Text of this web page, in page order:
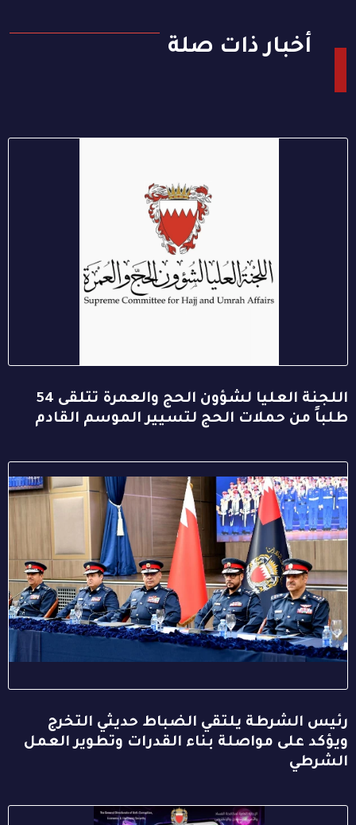
أخبار ذات صلة
اللجنة العليا لشؤون الحج والعمرة تتلقى 54
طلباً من حملات الحج لتسيير الموسم القادم
رئيس الشرطة يلتقي الضباط حديثي التخرج
ويؤكد على مواصلة بناء القدرات وتطوير العمل
الشرطي